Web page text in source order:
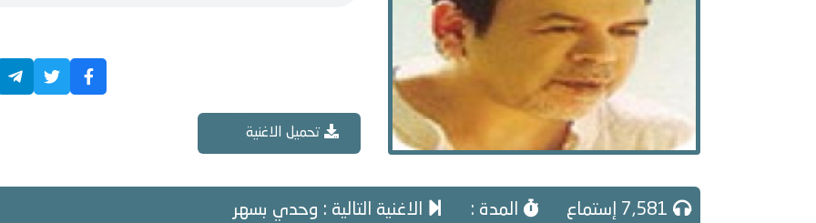
تحميل الاغنية
المدة : الاغنية التالية : وحدي بسهر